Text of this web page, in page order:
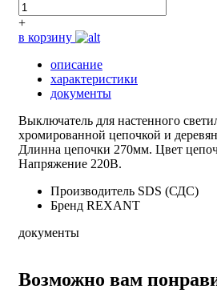
+
в корзину
описание
характеристики
документы
Выключатель для настенного
хромированной цепочкой и
Длинна цепочки 270мм. Цвет
Напряжение 220В.
Производитель SDS (СДС)
Бренд REXANT
документы
Возможно вам